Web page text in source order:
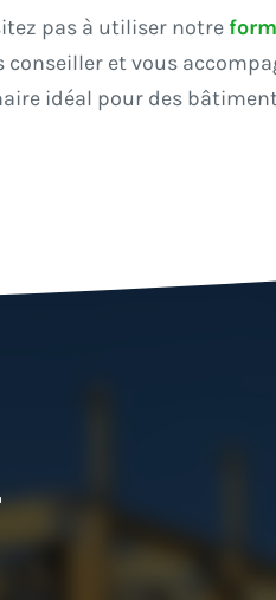
pas à utiliser notre
et vous
idéal pour des